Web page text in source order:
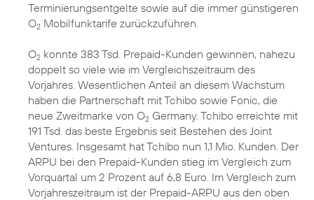
Terminierungsentgelte sowie auf die immer günstigeren
O2 Mobilfunktarife zurückzuführen.
O2 konnte 383 Tsd. Prepaid-Kunden gewinnen, nahezu
doppelt so viele wie im Vergleichszeitraum des
Vorjahres. Wesentlichen Anteil an diesem Wachstum
haben die Partnerschaft mit Tchibo sowie Fonic, die
neue Zweitmarke von O2 Germany. Tchibo erreichte mit
191 Tsd. das beste Ergebnis seit Bestehen des Joint
Ventures. Insgesamt hat Tchibo nun 1,1 Mio. Kunden. Der
ARPU bei den Prepaid-Kunden stieg im Vergleich zum
Vorquartal um 2 Prozent auf 6,8 Euro. Im Vergleich zum
Vorjahreszeitraum ist der Prepaid-ARPU aus den oben